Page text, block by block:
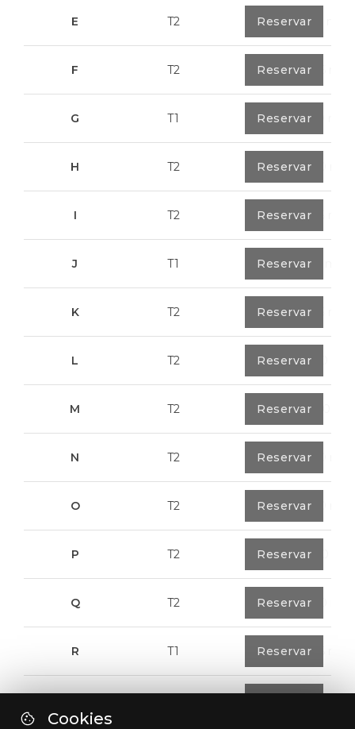
E T2 89,2 m²
Reservar
F T2 89,55 m²
Reservar
G T1 55,30 m²
Reservar
H T2 89,50 m²
Reservar
I T2 91,75 m²
Reservar
J T1 67,6 m²
Reservar
K T2 91,75 m²
Reservar
L T2 80,40 m²
Reservar
M T2 108,00 m²
Reservar
N T2 94,20 m²
Reservar
O T2 94,20 m²
Reservar
P T2 123,00 m²
Reservar
Q T2 92,00 m²
Reservar
R T1 57,95 m²
Reservar
Cookies